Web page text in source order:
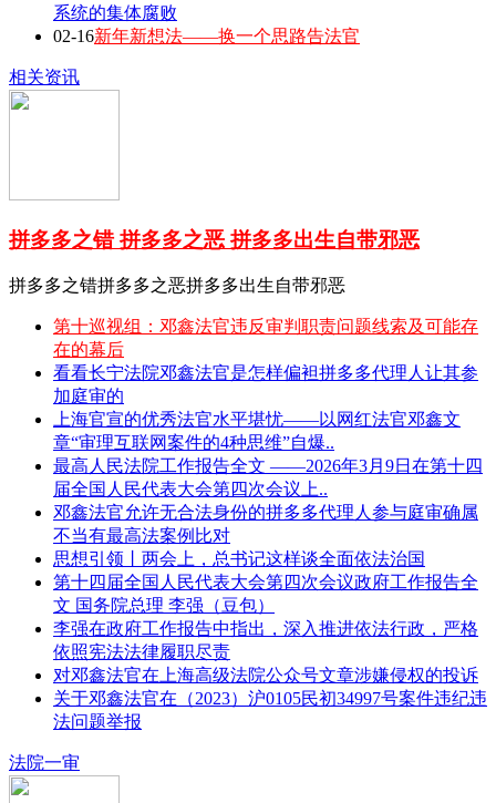
系统的集体腐败
02-16新年新想法——换一个思路告法官
相关资讯
拼多多之错 拼多多之恶 拼多多出生自带邪恶
拼多多之错拼多多之恶拼多多出生自带邪恶
第十巡视组：邓鑫法官违反审判职责问题线索及可能存
在的幕后
看看长宁法院邓鑫法官是怎样偏袒拼多多代理人让其参
加庭审的
上海官宣的优秀法官水平堪忧——以网红法官邓鑫文
章“审理互联网案件的4种思维”自爆..
最高人民法院工作报告全文 ——2026年3月9日在第十四
届全国人民代表大会第四次会议上..
邓鑫法官允许无合法身份的拼多多代理人参与庭审确属
不当有最高法案例比对
思想引领丨两会上，总书记这样谈全面依法治国
第十四届全国人民代表大会第四次会议政府工作报告全
文 国务院总理 李强（豆包）
李强在政府工作报告中指出，深入推进依法行政，严格
依照宪法法律履职尽责
对邓鑫法官在上海高级法院公众号文章涉嫌侵权的投诉
关于邓鑫法官在（2023）沪0105民初34997号案件违纪违
法问题举报
法院一审